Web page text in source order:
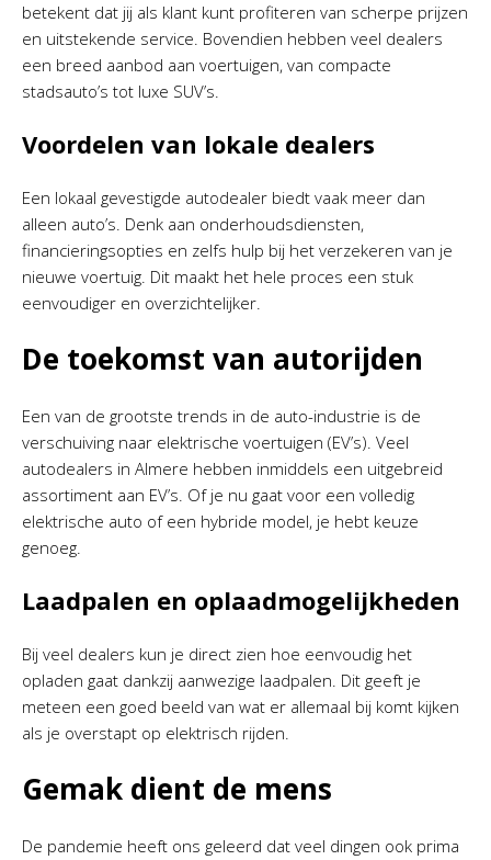
betekent dat jij als klant kunt profiteren van scherpe prijzen
en uitstekende service. Bovendien hebben veel dealers
een breed aanbod aan voertuigen, van compacte
stadsauto’s tot luxe SUV’s.
Voordelen van lokale dealers
Een lokaal gevestigde autodealer biedt vaak meer dan
alleen auto’s. Denk aan onderhoudsdiensten,
financieringsopties en zelfs hulp bij het verzekeren van je
nieuwe voertuig. Dit maakt het hele proces een stuk
eenvoudiger en overzichtelijker.
De toekomst van autorijden
Een van de grootste trends in de auto-industrie is de
verschuiving naar elektrische voertuigen (EV’s). Veel
autodealers in Almere hebben inmiddels een uitgebreid
assortiment aan EV’s. Of je nu gaat voor een volledig
elektrische auto of een hybride model, je hebt keuze
genoeg.
Laadpalen en oplaadmogelijkheden
Bij veel dealers kun je direct zien hoe eenvoudig het
opladen gaat dankzij aanwezige laadpalen. Dit geeft je
meteen een goed beeld van wat er allemaal bij komt kijken
als je overstapt op elektrisch rijden.
Gemak dient de mens
De pandemie heeft ons geleerd dat veel dingen ook prima